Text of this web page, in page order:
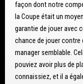
façon dont notre
la Coupe était un
garantie de jouer avec
chance de jouer contre
manager semblable.
pouviez avoir plus de
connaissiez, et il a